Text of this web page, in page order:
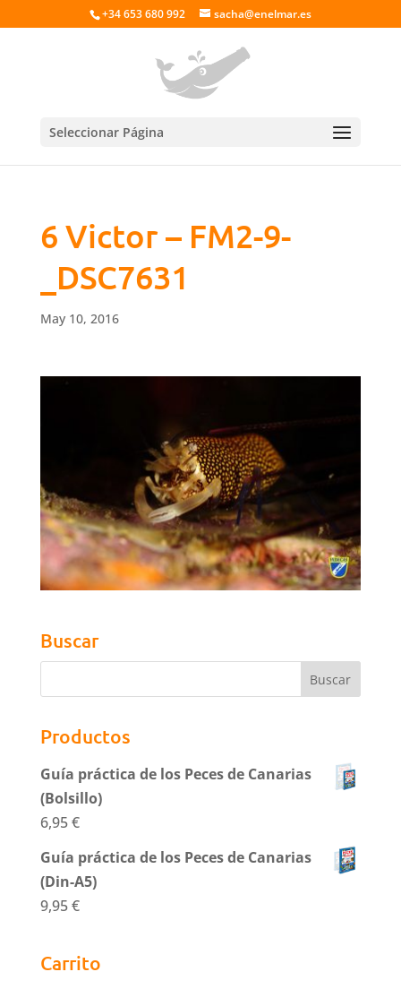
+34 653 680 992 sacha@enelmar.es
Seleccionar Página
6 Victor – FM2-9-
_DSC7631
May 10, 2016
Buscar
Productos
Guía práctica de los Peces de Canarias
(Bolsillo)
6,95€
Guía práctica de los Peces de Canarias
(Din-A5)
9,95€
Carrito